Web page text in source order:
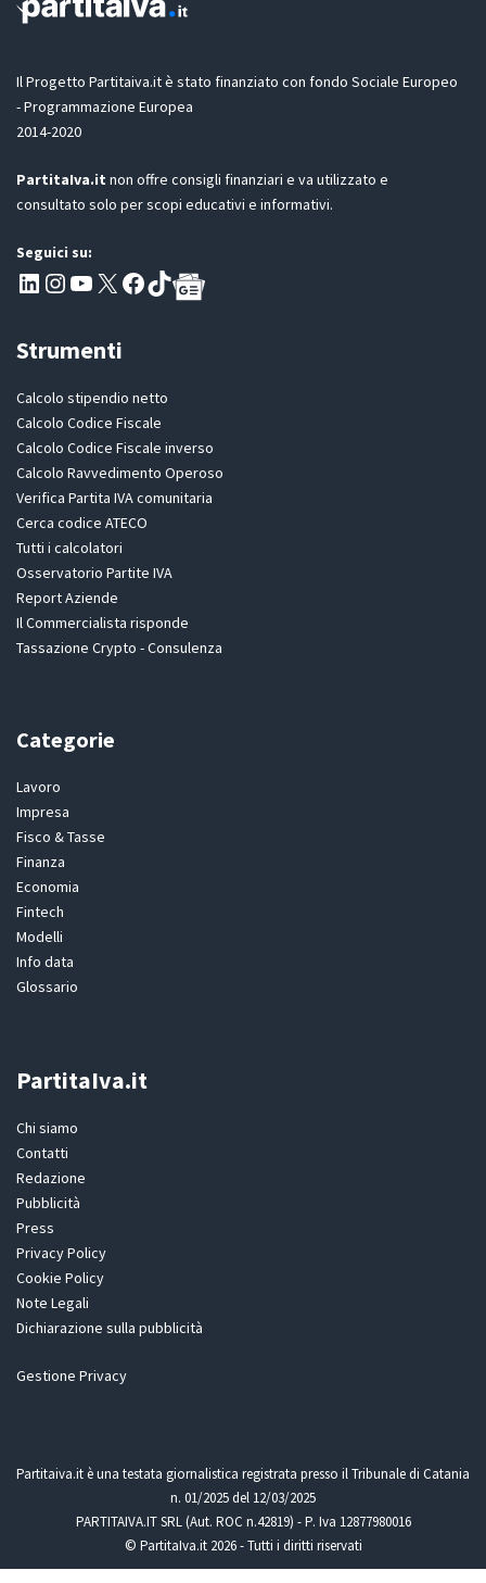
n
D
R
*
Il Progetto Partitaiva.it è stato finanziato con fondo Sociale Europeo
- Programmazione Europea
2014-2020
PartitaIva.it non offre consigli finanziari e va utilizzato e
consultato solo per scopi educativi e informativi.
Seguici su:
Pagina LinkedIn PartitaIva
Instagram
Canale YouTube Evoluzione - Partitaiva.it
X Segui PartitaIva su Facebook
TikTok
Strumenti
Calcolo stipendio netto
Calcolo Codice Fiscale
Calcolo Codice Fiscale inverso
Calcolo Ravvedimento Operoso
Verifica Partita IVA comunitaria
Cerca codice ATECO
Tutti i calcolatori
Osservatorio Partite IVA
Report Aziende
Il Commercialista risponde
Tassazione Crypto - Consulenza
Categorie
Lavoro
Impresa
Fisco & Tasse
Finanza
Economia
Fintech
Modelli
Info data
Glossario
PartitaIva.it
Chi siamo
Contatti
Redazione
Pubblicità
Press
Privacy Policy
Cookie Policy
Note Legali
Dichiarazione sulla pubblicità
Gestione Privacy
Partitaiva.it è una testata giornalistica registrata presso il Tribunale di Catania
n. 01/2025 del 12/03/2025
PARTITAIVA.IT SRL (Aut. ROC n.42819) - P. Iva 12877980016
© PartitaIva.it 2026 - Tutti i diritti riservati